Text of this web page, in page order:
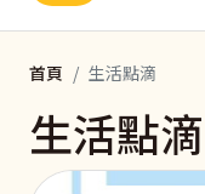
首頁 生活點滴
生活點滴